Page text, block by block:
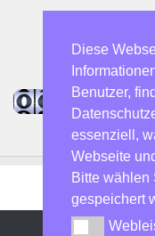
Diese
Benutzer,
essenziell,
Webseite
Bitte wählen
gespeichert